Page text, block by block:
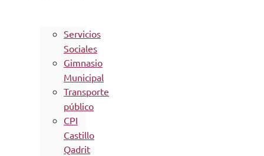
Servicios
Sociales
Gimnasio
Municipal
Transporte
público
CPI
Castillo
Qadrit